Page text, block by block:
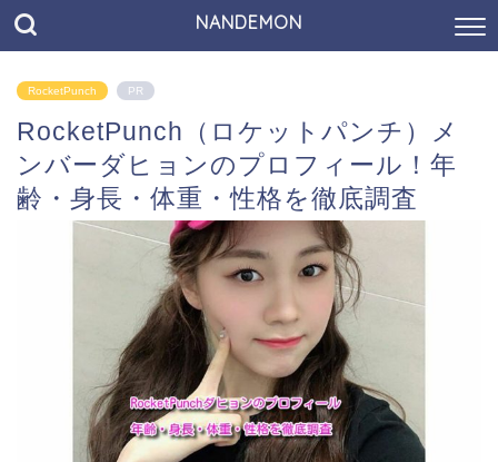
NANDEMON
RocketPunch PR
RocketPunch（ロケットパンチ）メ
ンバーダヒョンのプロフィール！年
齢・身長・体重・性格を徹底調査